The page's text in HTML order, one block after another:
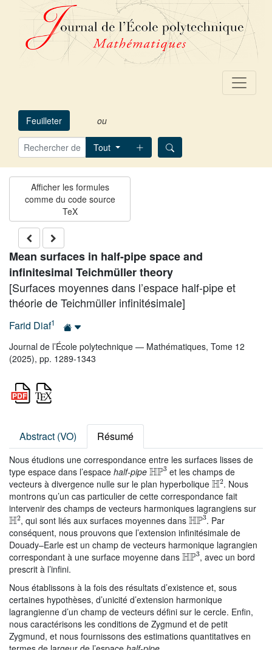
Feuilleter ou
Tout
Mean surfaces in half-pipe space and
infinitesimal Teichmüller theory
[Surfaces moyennes dans l’espace half-pipe et
théorie de Teichmüller infinitésimale]
Farid Diaf1
Journal de l’École polytechnique — Mathématiques, Tome 12
(2025), pp. 1289-1343
Abstract (VO) Résumé
Nous étudions une correspondance entre les surfaces lisses de
type espace dans l’espace half-pipe HP3et les champs de
vecteurs à divergence nulle sur le plan hyperbolique H2. Nous
montrons qu’un cas particulier de cette correspondance fait
intervenir des champs de vecteurs harmoniques lagrangiens sur
H2, qui sont liés aux surfaces moyennes dansHP3. Par
conséquent, nous prouvons que l’extension infinitésimale de
Douady–Earle est un champ de vecteurs harmonique lagrangien
correspondant à une surface moyenne dans HP3, avec un bord
prescrit à l’infini.
Nous établissons à la fois des résultats d’existence et, sous
certaines hypothèses, d’unicité d’extension harmonique
lagrangienne d’un champ de vecteurs défini sur le cercle. Enfin,
nous caractérisons les conditions de Zygmund et de petit
Zygmund, et nous fournissons des estimations quantitatives en